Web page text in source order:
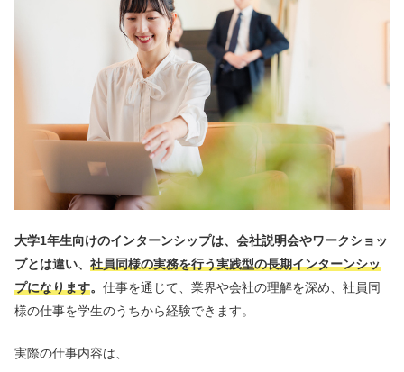
大学1年生向けのインターンシップは、会社説明会やワークショッ
プとは違い、 社員同様の実務を行う実践型の長期インターンシッ
プになります。 仕事を通じて、業界や会社の理解を深め、社員同
様の仕事を学生のうちから経験できます。
実際の仕事内容は、